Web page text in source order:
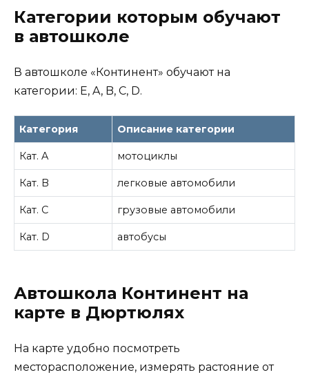
Категории которым обучают
в автошколе
В автошколе «Континент» обучают на
категории: E, A, B, C, D.
Категория Описание категории
Кат. A мотоциклы
Кат. B легковые автомобили
Кат. C грузовые автомобили
Кат. D автобусы
Автошкола Континент на
карте в Дюртюлях
На карте удобно посмотреть
месторасположение, измерять растояние от